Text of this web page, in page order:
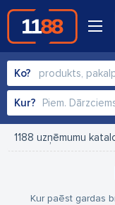
Ko?
Kur?
1188 uzņēmumu
Kur paēst gardas